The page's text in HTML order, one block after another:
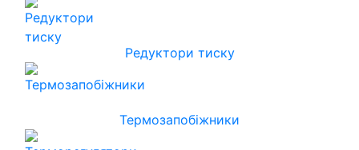
Редуктори тиску
Термозапобіжники